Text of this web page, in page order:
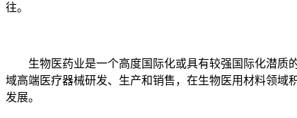
往。
生物医药业是一个高度国际化或具有较强国际化潜质的
域高端医疗器械研发、生产和销售，在生物医用材料领
发展。